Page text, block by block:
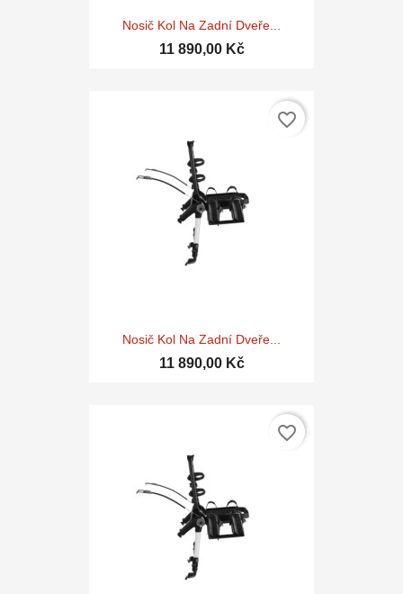
Nosič Kol Na Zadní Dveře...
11 890,00 Kč
Nosič Kol Na Zadní Dveře...
11 890,00 Kč
favorite_border
favorite_border